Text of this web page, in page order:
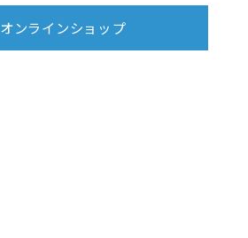
オンラインショップ